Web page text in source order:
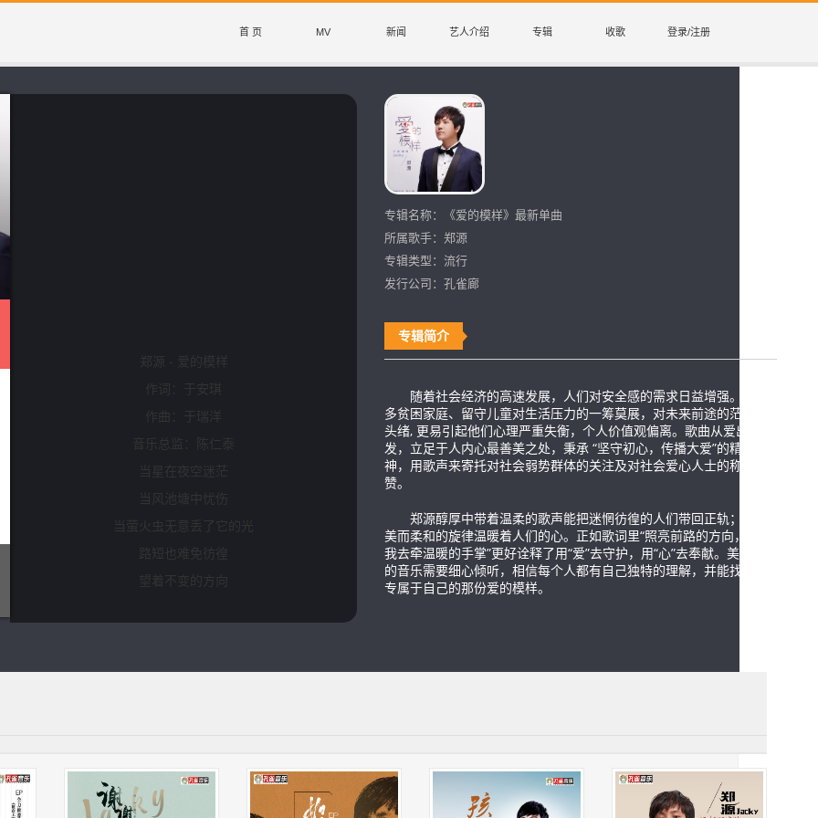
首 页 MV 新闻 艺人介绍 专辑 收歌 登录/注册
郑源 - 爱的模样
作词：于安琪
作曲：于瑞洋
音乐总监：陈仁泰
当星在夜空迷茫
当风池塘中忧伤
当萤火虫无意丢了它的光
路短也难免彷徨
望着不变的方向
带我去 牵温暖的手掌
今天我看到了 爱的模样
专辑名称：
《爱的模样》最新单曲
所属歌手： 郑源
专辑类型： 流行
发行公司： 孔雀廊
专辑简介
随着社会经济的高速发展，人们对安全感的需求日益增强。许
多贫困家庭、留守儿童对生活压力的一筹莫展，对未来前途的茫无
头绪, 更易引起他们心理严重失衡，个人价值观偏离。歌曲从爱出
发，立足于人内心最善美之处，秉承 “坚守初心，传播大爱”的精
神，用歌声来寄托对社会弱势群体的关注及对社会爱心人士的称
赞。
郑源醇厚中带着温柔的歌声能把迷惘彷徨的人们带回正轨；优
美而柔和的旋律温暖着人们的心。正如歌词里“照亮前路的方向，带
我去牵温暖的手掌”更好诠释了用“爱”去守护，用“心”去奉献。美妙
的音乐需要细心倾听，相信每个人都有自己独特的理解，并能找到
专属于自己的那份爱的模样。